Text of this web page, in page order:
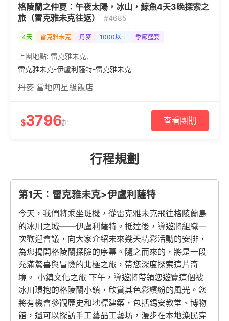
格陵蘭之仲夏：午夜太陽，冰山，鯨魚4天3晚探索之
旅（雷克雅未克往返）
#4685
4天 雷克雅未克 丹麥 1000以上 季節盛宴
上團地點: 雷克雅未克,
雷克雅未克-伊盧利薩特-雷克雅未克
丹麥 當地四星級飯店
$3796起 查看團期
行程規劃
第1天：雷克雅未克>伊盧利薩特
今天，我們將乘坐班機，從雷克雅未克飛往格陵蘭島
的冰川之城——伊盧利薩特。抵達後，導遊將組織一
次歡迎會議，向大家介紹未來幾天精彩活動的安排，
為您揭開格陵蘭探險的序幕。隨之而來的，將是一段
充滿驚喜與冒險的北極之旅，帶您深度探索這片奇
境。 小鎮文化之旅 下午，導遊將帶領您遊覽這個被
冰川環抱的格陵蘭小鎮，欣賞其色彩繽紛的風光。您
將有機會參觀歷史和地標建築，包括錫安教堂、博物
館，還可以探訪手工藝品工藝坊，漫步在本地漁民穿